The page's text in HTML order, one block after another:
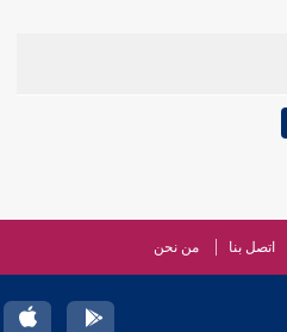
اتصل بنا من نحن